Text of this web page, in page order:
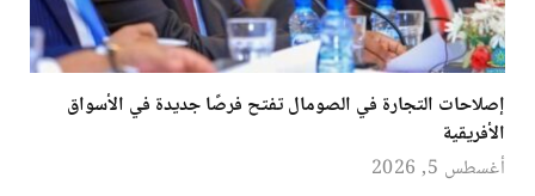
إصلاحات التجارة في الصومال تفتح فرصًا جديدة في الأسواق
الأفريقية
أغسطس 5, 2026